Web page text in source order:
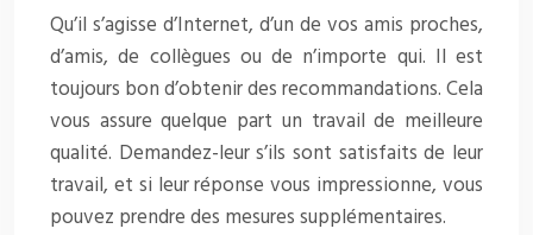
Qu’il s’agisse d’Internet, d’un de vos amis proches,
d’amis, de collègues ou de n’importe qui. Il est
toujours bon d’obtenir des recommandations. Cela
vous assure quelque part un travail de meilleure
qualité. Demandez-leur s’ils sont satisfaits de leur
travail, et si leur réponse vous impressionne, vous
pouvez prendre des mesures supplémentaires.